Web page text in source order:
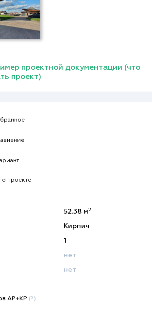
проектной документации (что
проект)
о проекте
52.38 м2
Кирпич
1
нет
нет
АР+КР (?)